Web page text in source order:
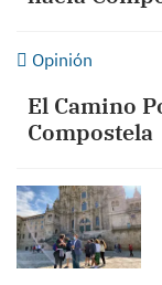
Opinión
El Camino
Compostela